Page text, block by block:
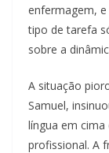
enfermagem,
tipo de tarefa
sobre a
A situação
Samuel,
língua em cima
profissional. A